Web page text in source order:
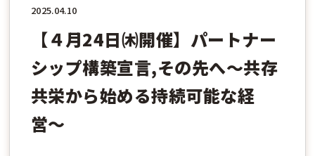
2025.04.10
【４月24日㈭開催】パートナー
シップ構築宣言,その先へ〜共存
共栄から始める持続可能な経
営〜